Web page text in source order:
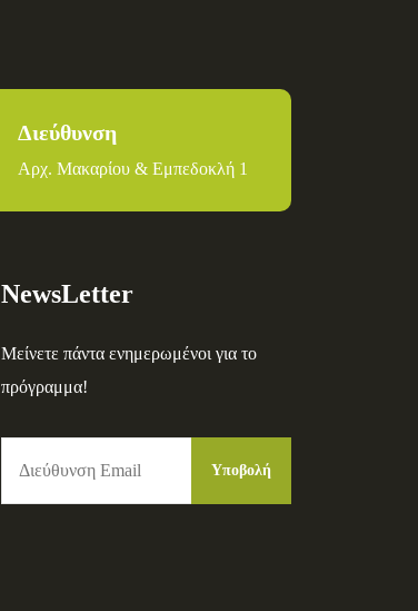
Διεύθυνση
Αρχ. Μακαρίου & Εμπεδοκλή 1
NewsLetter
Μείνετε πάντα ενημερωμένοι για το
πρόγραμμα!